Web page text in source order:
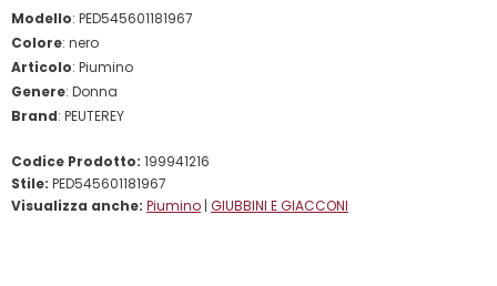
Modello: PED545601181967
Colore: nero
Articolo: Piumino
Genere: Donna
Brand: PEUTEREY
Codice Prodotto: 199941216
Stile: PED545601181967
Visualizza anche: Piumino | GIUBBINI E GIACCONI